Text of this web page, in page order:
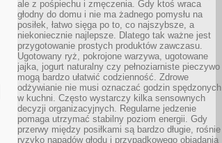
ale z pośpiechu i zmęczenia. Gdy ktoś wraca
głodny do domu i nie ma żadnego pomysłu na
posiłek, łatwo sięga po to, co najszybsze, a
niekoniecznie najlepsze. Dlatego tak ważne jest
przygotowanie prostych produktów zawczasu.
Ugotowany ryż, pokrojone warzywa, ugotowane
jajka, jogurt naturalny czy pełnoziarniste pieczywo
mogą bardzo ułatwić codzienność. Zdrowe
odżywianie nie musi oznaczać godzin spędzonych
w kuchni. Często wystarczy kilka sensownych
decyzji organizacyjnych. Regularne jedzenie
pomaga utrzymać stabilny poziom energii. Gdy
przerwy między posiłkami są bardzo długie, rośnie
ryzyko napadów głodu i przypadkowego objadania